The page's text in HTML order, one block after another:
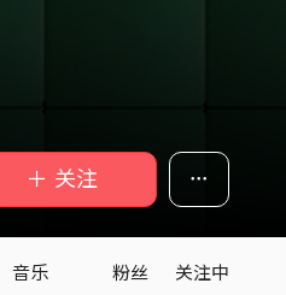
＋ 关注
音乐 粉丝 关注中